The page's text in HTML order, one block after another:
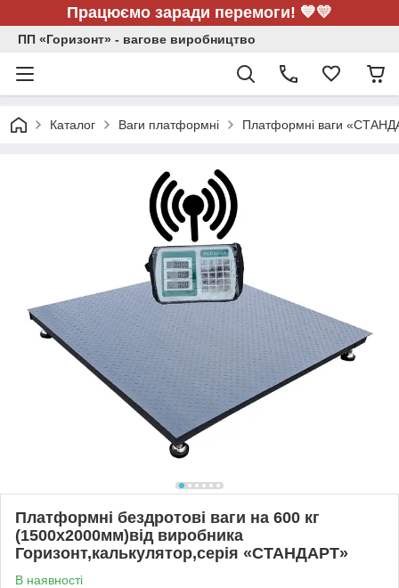
Працюємо заради перемоги! 💙💛
ПП «Горизонт» - вагове виробництво
Каталог Ваги платформні Платформні ваги
Платформні бездротові ваги на 600 кг
(1500х2000мм)від виробника
Горизонт,калькулятор,серія «СТАНДАРТ»
В наявності